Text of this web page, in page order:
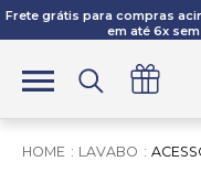
Frete grátis para compras
em até 6x
LAVABO